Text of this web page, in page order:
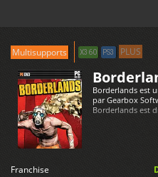
Multisupports X360 PS3 PLUS
Borderlands est
par Gearbox
Borderlands est
Franchise